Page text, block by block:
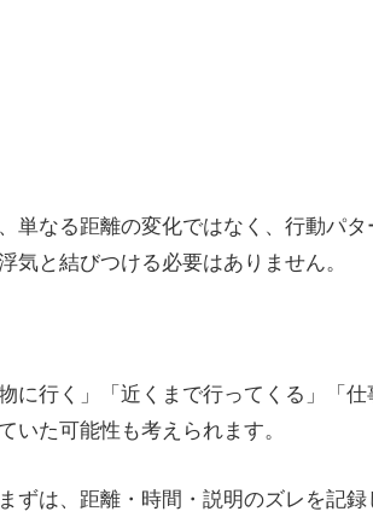
単なる距離の変化ではなく、行動パ
と結びつける必要はありません。
行く」「近くまで行ってくる」「仕
た可能性も考えられます。
ずは、距離・時間・説明のズレを記